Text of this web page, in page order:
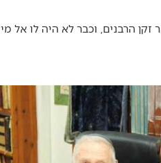
הרבנים, וכבר לא היה לו אל מי